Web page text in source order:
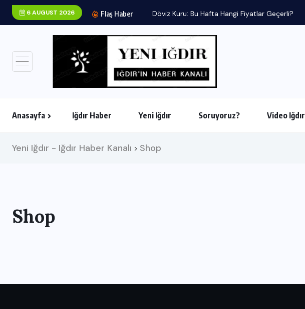
6 AUGUST 2026 Flaş Haber Döviz Kuru: Bu Hafta Hangi Fiyatlar Geçerli?
Anasayfa Iğdır Haber Yeni Iğdır Soruyoruz? Video Iğdır
Yeni Iğdır - Iğdır Haber Kanalı > Shop
Shop